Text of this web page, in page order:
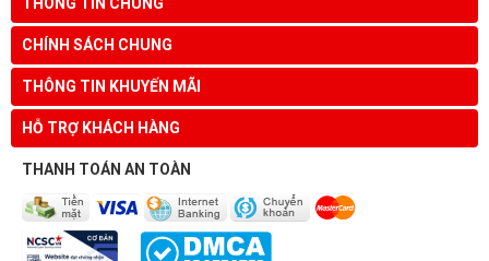
CHÍNH SÁCH CHUNG
THÔNG TIN KHUYẾN MÃI
HỖ TRỢ KHÁCH HÀNG
THANH TOÁN AN TOÀN